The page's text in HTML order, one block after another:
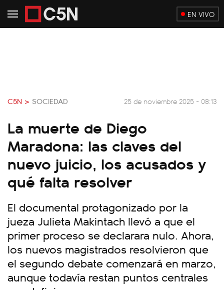
EN VIVO
C5N > SOCIEDAD 25 de noviembre 2025 - 08:13
La muerte de Diego
Maradona: las claves del
nuevo juicio, los acusados y
qué falta resolver
El documental protagonizado por la
jueza Julieta Makintach llevó a que el
primer proceso se declarara nulo. Ahora,
los nuevos magistrados resolvieron que
el segundo debate comenzará en marzo,
aunque todavía restan puntos centrales